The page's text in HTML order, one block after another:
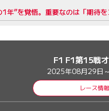
”を覚悟。重要なのは「期待
F1 F1第15戦
2025年08月29日
レース情